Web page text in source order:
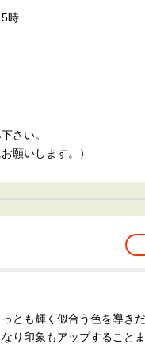
時
さい。
願いします。）
とも輝く似合う色を導きだ
り印象もアップすること